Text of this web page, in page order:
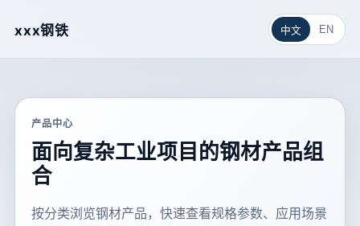
xxx钢铁 中文 EN
产品中心
面向复杂工业项目的钢材产品组
合
按分类浏览钢材产品，快速查看规格参数、应用场景